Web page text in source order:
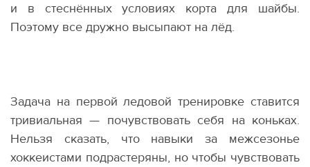
и в стеснённых условиях корта для шайбы.
Поэтому все дружно высыпают на лёд.
Задача на первой ледовой тренировке ставится
тривиальная — почувствовать себя на коньках.
Нельзя сказать, что навыки за межсезонье
хоккеистами подрастеряны, но чтобы чувствовать